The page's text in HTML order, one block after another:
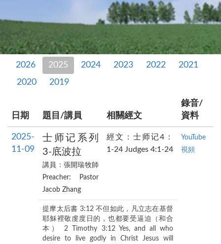
2026 2025 2024 2023 2022
2021
2020
2019
日期 題目/講員 相關經文
錄音/
資料
2025-
11-09
士师记系列
3-底波拉
講員：張開瑞牧師
Preacher: Pastor
Jacob Zhang
經文：士师记4：
1-24 Judges 4:1-24
YouTube
視頻
提摩太后書 3:12 不但如此，凡立志在基督
耶穌裡敬虔度日的，也都要受逼迫（和合
本） 2 Timothy 3:12 Yes, and all who
desire to live godly in Christ Jesus will